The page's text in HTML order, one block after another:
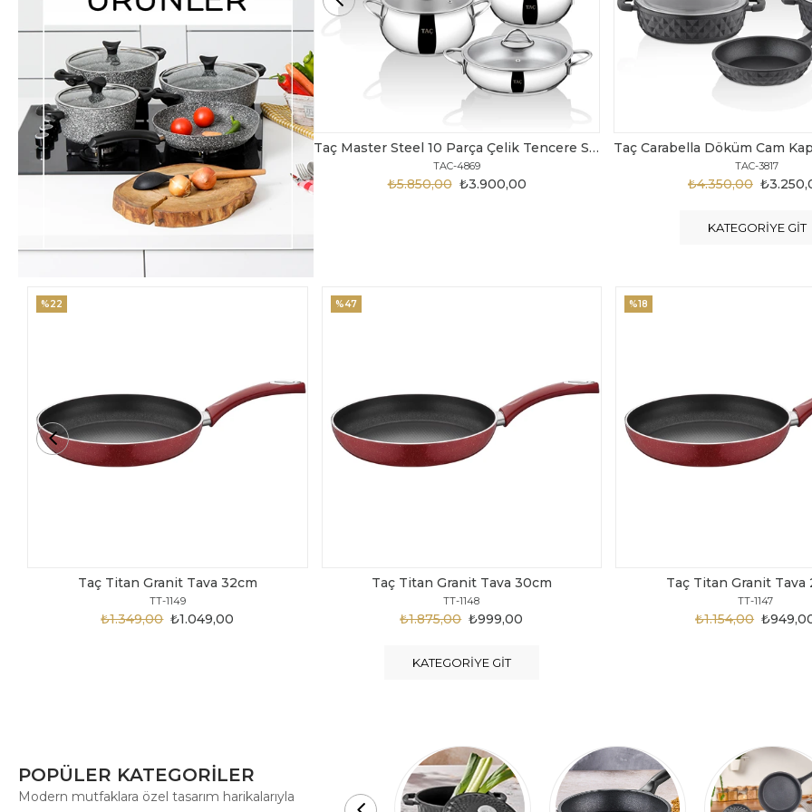
TAC-4869
₺3.900,00
₺5.850,00
Taç Carabella Döküm Cam Kapak 7 Parça Tencere Seti Siyah
TAC-3817
₺3.250,00
₺4.350,00
TAC-3730
₺6.300,00
KATEGORIYE GIT
Taç Titan Granit Tava 30cm
TT-1148
₺999,00
₺1.875,00
%47
Taç Titan Granit Tava 28cm
TT-1147
₺949,00
₺1.154,00
%18
Taç Titan Granit Tava
TT-1146
₺1.124,00
%20
KATEGORIYE GIT
POPÜLER KATEGORİLER
Modern mutfaklara özel tasarım harikalarıyla